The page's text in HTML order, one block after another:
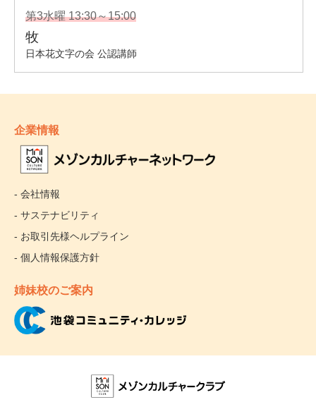
企業情報
- 会社情報
- サステナビリティ
- お取引先様ヘルプライン
- 個人情報保護方針
姉妹校のご案内